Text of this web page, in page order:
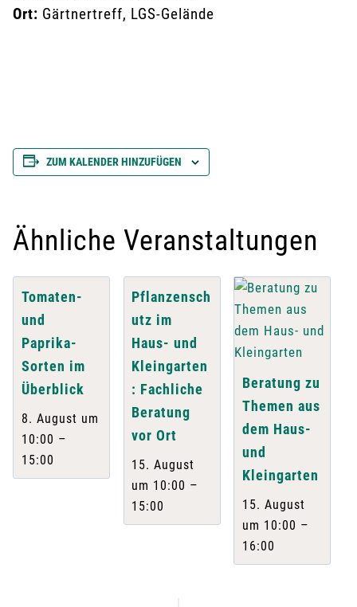
Ort: Gärtnertreff, LGS-Gelände
ZUM KALENDER HINZUFÜGEN
Ähnliche Veranstaltungen
Tomaten-
und
Paprika-
Sorten im
Überblick
8. August um
10:00 –
15:00
Pflanzensch
utz im
Haus- und
Kleingarten
: Fachliche
Beratung
vor Ort
15. August
um 10:00 –
15:00
Beratung zu
Themen aus
dem Haus-
und
Kleingarten
15. August
um 10:00 –
16:00